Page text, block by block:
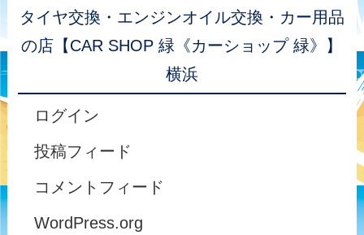
タイヤ交換・エンジンオイル交換・カー用品
の店【CAR SHOP 緑《カーショップ 緑》】
横浜
ログイン
投稿フィード
コメントフィード
WordPress.org